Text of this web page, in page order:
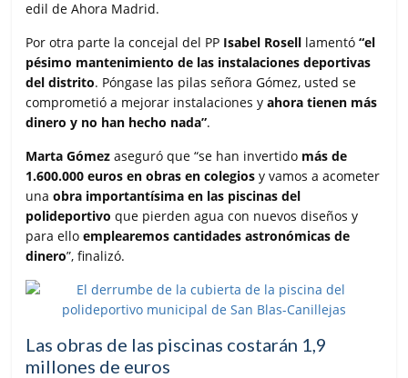
edil de Ahora Madrid.
Por otra parte la concejal del PP Isabel Rosell lamentó“el
pésimo mantenimiento de las instalaciones deportivas
del distrito. Póngase las pilas señora Gómez, usted se
comprometió a mejorar instalaciones yahora tienen más
dinero y no han hecho nada”.
Marta Gómez aseguró que “se han invertido más de
1.600.000 euros en obras en colegios y vamos a acometer
unaobra importantísima en las piscinas del
polideportivo que pierden agua con nuevos diseños y
para elloemplearemos cantidades astronómicas de
dinero”, finalizó.
Las obras de las piscinas costarán 1,9
millones de euros